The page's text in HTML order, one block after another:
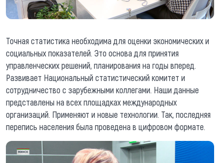
Точная статистика необходима для оценки экономических и
социальных показателей. Это основа для принятия
управленческих решений, планирования на годы вперед.
Развивает Национальный статистический комитет и
сотрудничество с зарубежными коллегами. Наши данные
представлены на всех площадках международных
организаций. Применяют и новые технологии. Так, последняя
перепись населения была проведена в цифровом формате.